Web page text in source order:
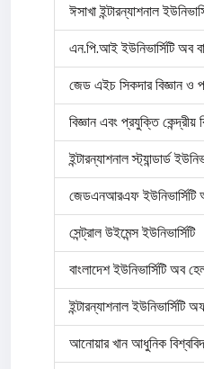
ঈসাখা ইন্টারন্যাশনাল
এন.পি.আই ইউনিভার্সিটি অব
জেড এইচ সিকদার বিজ্ঞান ও
বিজ্ঞান এবং প্রযুক্তি কেন্দ্রীয়
ইন্টারন্যাশনাল স্ট্যান্ডার্ড
জেডএনআরএফ ইউনিভার্সিটি
সেন্ট্রাল উইমেন্স ইউনিভার্সিটি
বাংলাদেশ ইউনিভার্সিটি অব
ইন্টারন্যাশনাল ইউনিভার্সিটি
আনোয়ার খান আধুনিক